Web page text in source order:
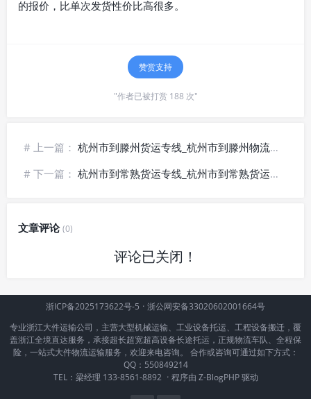
的报价，比单次发货性价比高很多。
赞赏支持
"作者已被打赏 188 次"
# 上一篇： 杭州市到滕州货运专线_杭州市到滕州物流公司_✅无忧运输
# 下一篇： 杭州市到常熟货运专线_杭州市到常熟货运公司_⚡快捷直达
文章评论(0)
评论已关闭！
浙ICP备2025173622号-5 · 浙公网安备33020602001664号
专业浙江大件运输公司，主营大型机械运输、工业设备托运、工程设备搬迁，覆
盖浙江全境直达服务，承接超长超宽超高设备长途托运，正规物流车队、全程保
险，一站式大件物流运输服务，欢迎来电咨询。 合作或咨询可通过如下方式：
QQ：550849214
TEL：梁经理 133-8561-8892 · 程序由 Z-BlogPHP驱动